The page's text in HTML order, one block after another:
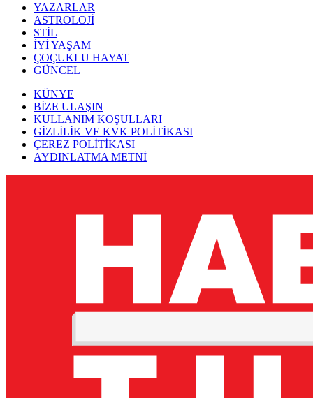
YAZARLAR
ASTROLOJİ
STİL
İYİ YAŞAM
ÇOÇUKLU HAYAT
GÜNCEL
KÜNYE
BİZE ULAŞIN
KULLANIM KOŞULLARI
GİZLİLİK VE KVK POLİTİKASI
ÇEREZ POLİTİKASI
AYDINLATMA METNİ